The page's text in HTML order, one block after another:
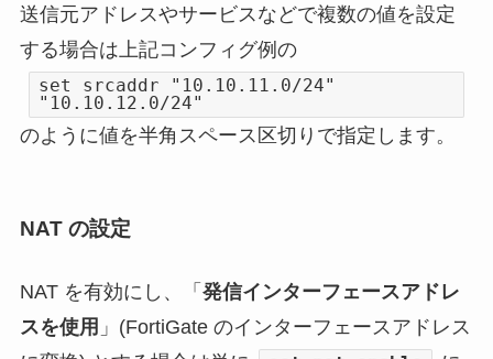
送信元アドレスやサービスなどで複数の値を設定
する場合は上記コンフィグ例の
set srcaddr "10.10.11.0/24"
"10.10.12.0/24"
のように値を半角スペース区切りで指定します。
NAT の設定
NAT を有効にし、「 発信インターフェースアドレ
スを使用 」(FortiGate のインターフェースアドレス